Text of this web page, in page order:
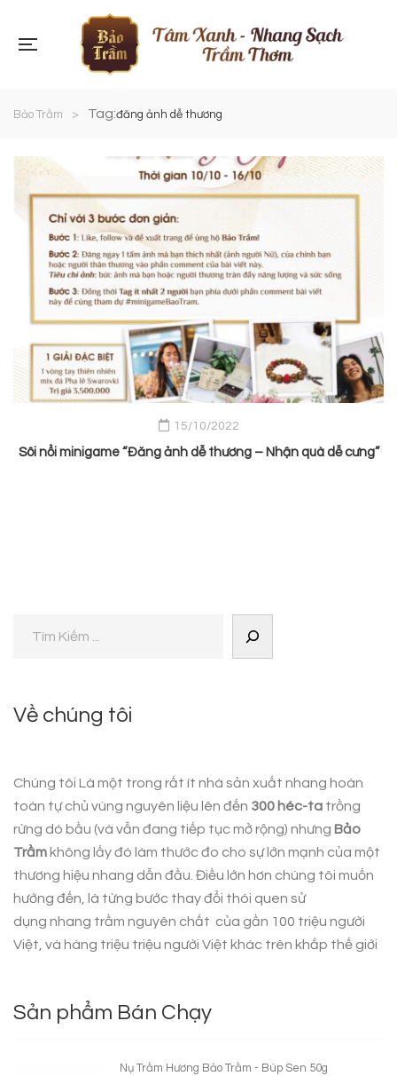
Bảo Trầm > Tag:đăng ảnh dễ thương
15/10/2022
Sôi nổi minigame “Đăng ảnh dễ thương – Nhận quà dễ cưng”
Về chúng tôi
Chúng tôi Là một trong rất ít nhà sản xuất nhang hoàn
toàn tự chủ vùng nguyên liệu lên đến 300 héc-ta trồng
rừng dó bầu (và vẫn đang tiếp tục mở rộng) nhưng Bảo
Trầm không lấy đó làm thước đo cho sự lớn mạnh của một
thương hiệu nhang dẫn đầu. Điều lớn hơn chúng tôi muốn
hướng đến, là từng bước thay đổi thói quen sử
dụng nhang trầm nguyên chất của gần 100 triệu người
Việt, và hàng triệu triệu người Việt khác trên khắp thế giới
Sản phẩm Bán Chạy
Nụ Trầm Hương Bảo Trầm - Búp Sen 50g